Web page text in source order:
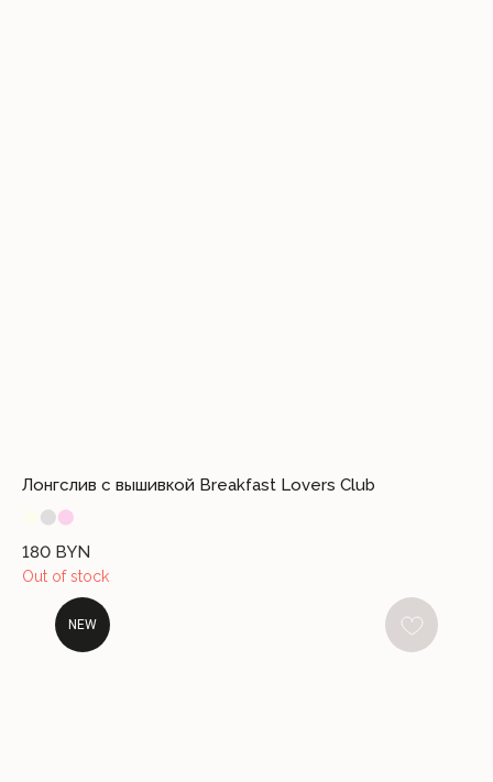
Лонгслив с вышивкой Breakfast Lovers Club
⬤⬤
180 BYN
Out of stock
NEW